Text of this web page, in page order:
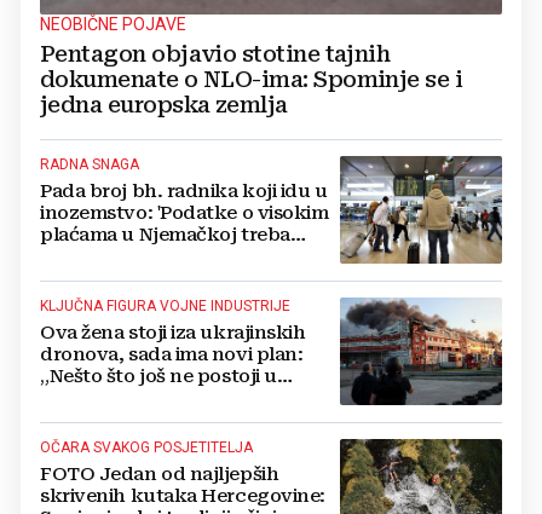
NEOBIČNE POJAVE
Pentagon objavio stotine tajnih
dokumenate o NLO-ima: Spominje se i
jedna europska zemlja
RADNA SNAGA
Pada broj bh. radnika koji idu u
inozemstvo: 'Podatke o visokim
plaćama u Njemačkoj treba
KLJUČNA FIGURA VOJNE INDUSTRIJE
Ova žena stoji iza ukrajinskih
dronova, sada ima novi plan:
„Nešto što još ne postoji u
OČARA SVAKOG POSJETITELJA
FOTO Jedan od najljepših
skrivenih kutaka Hercegovine: